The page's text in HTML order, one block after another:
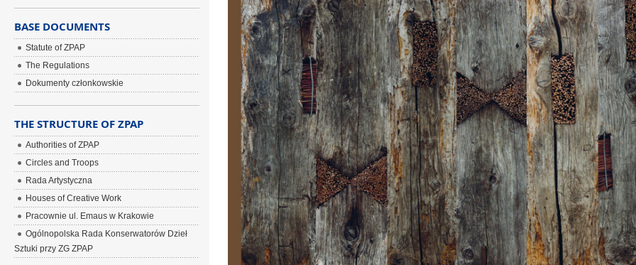
BASE DOCUMENTS
Statute of ZPAP
The Regulations
Dokumenty członkowskie
THE STRUCTURE OF ZPAP
Authorities of ZPAP
Circles and Troops
Rada Artystyczna
Houses of Creative Work
Pracownie ul. Emaus w Krakowie
Ogólnopolska Rada Konserwatorów Dzieł
Sztuki przy ZG ZPAP